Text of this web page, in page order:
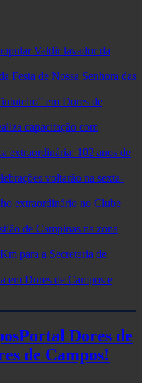
Valdir lavador da
Festa de Nossa Senhora das
em Dores de
capacitação com
extraordinária: 102 anos de
voltarão na sexta-
extraordinário no Clube
de Campinas na zona
para a Secretaria de
em Dores de Campos e
Portal Dores de
de Campos!